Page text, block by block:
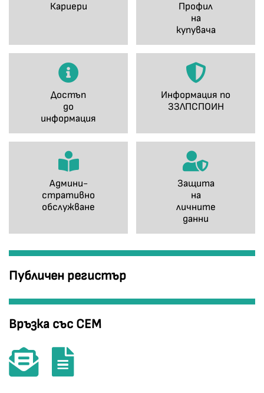
Кариери
Профил
на
купувача
Достъп
до
информация
Информация по
ЗЗЛПСПОИН
Админи-
стративно
обслужване
Защита
на
личните
данни
Публичен регистър
Връзка със СЕМ